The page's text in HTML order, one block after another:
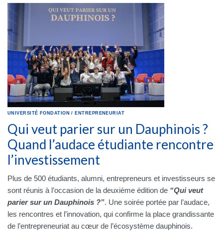
UNIVERSITÉ FONDATION / ENTREPRENEURIAT
Qui veut parier sur un Dauphinois ?
Quand l’audace étudiante rencontre
l’investissement
Plus de 500 étudiants, alumni, entrepreneurs et investisseurs se
sont réunis à l’occasion de la deuxième édition de “Qui veut
parier sur un Dauphinois ?”. Une soirée portée par l’audace,
les rencontres et l’innovation, qui confirme la place grandissante
de l’entrepreneuriat au cœur de l’écosystème dauphinois.